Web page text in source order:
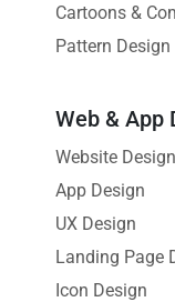
Cartoons &
Pattern Design
Web & App
Website Design
App Design
UX Design
Landing Page
Icon Design